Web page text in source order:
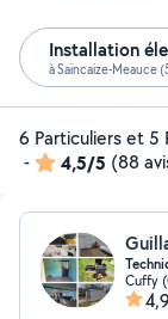
Installation
à Saincaize-Meauce
6 Particuliers et 5
-
4,5/5 (88
Cuffy